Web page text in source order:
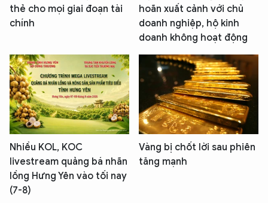
thẻ cho mọi giai đoạn tài
chính
hoãn xuất cảnh với chủ
doanh nghiệp, hộ kinh
doanh không hoạt động
Nhiều KOL, KOC
livestream quảng bá nhãn
lồng Hưng Yên vào tối nay
(7-8)
Vàng bị chốt lời sau phiên
tăng mạnh